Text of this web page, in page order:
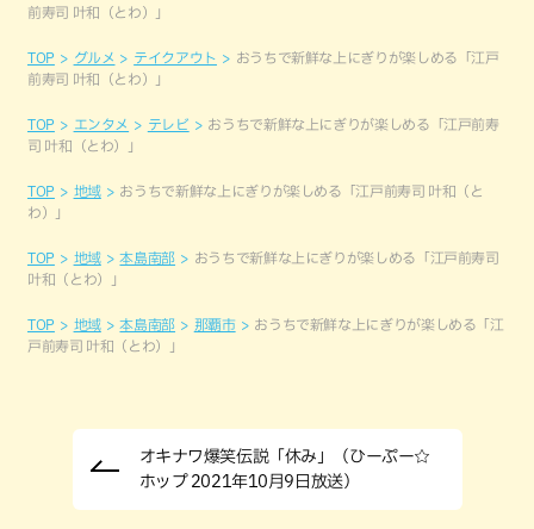
前寿司 叶和（とわ）」
TOP グルメ テイクアウト
おうちで新鮮な上にぎりが楽しめる「江戸
前寿司 叶和（とわ）」
TOP エンタメ テレビ
おうちで新鮮な上にぎりが楽しめる「江戸前寿
司 叶和（とわ）」
TOP 地域
おうちで新鮮な上にぎりが楽しめる「江戸前寿司 叶和（と
わ）」
TOP 地域 本島南部
おうちで新鮮な上にぎりが楽しめる「江戸前寿司
叶和（とわ）」
TOP 地域 本島南部 那覇市
おうちで新鮮な上にぎりが楽しめる「江
戸前寿司 叶和（とわ）」
オキナワ爆笑伝説「休み」（ひーぷー☆
ホップ 2021年10月9日放送）